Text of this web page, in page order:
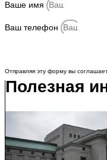
Ваше имя
Ваш телефон
Отправляя эту форму вы
Полезная